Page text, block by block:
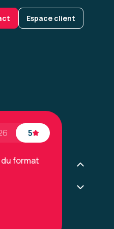
Espace client
à une
pratique
5
format